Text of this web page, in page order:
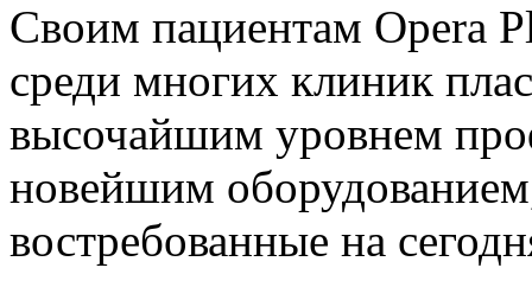
Своим пациентам Opera
среди многих клиник
высочайшим уровнем
новейшим
востребованные на